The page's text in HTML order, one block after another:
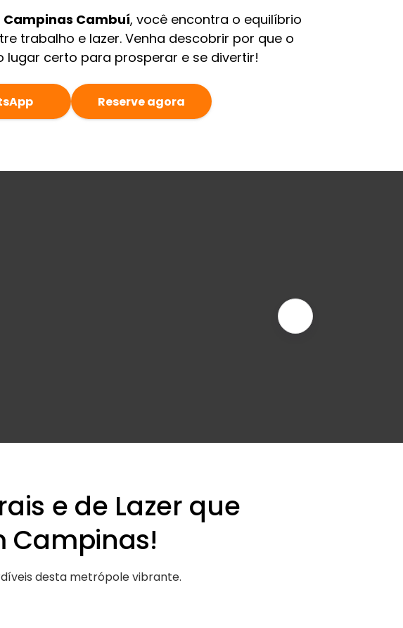
Campinas Cambuí, você encontra o equilíbrio
trabalho e lazer. Venha descobrir por que o
lugar certo para prosperar e se divertir!
Reserve agora
e de Lazer que
Campinas!
desta metrópole vibrante.